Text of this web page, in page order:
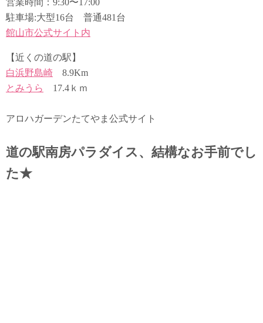
駐車場:大型16台 普通481台
館山市公式サイト内
【近くの道の駅】
白浜野島崎 8.9Km
とみうら
17.4ｋｍ
アロハガーデンたてやま公式サイト
道の駅南房パラダイス、結構なお手前でし
た★